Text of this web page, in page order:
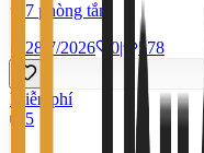
7 phòng tắm
28/7/2026
0| 578
Miễn phí
5